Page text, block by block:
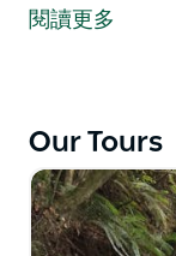
中。這條路有很
峽谷中行走。
此步行路線是量
的遊覽進行調整
荒野邊緣徒步旅
行路線可以作為
閱讀更多
Our Tours